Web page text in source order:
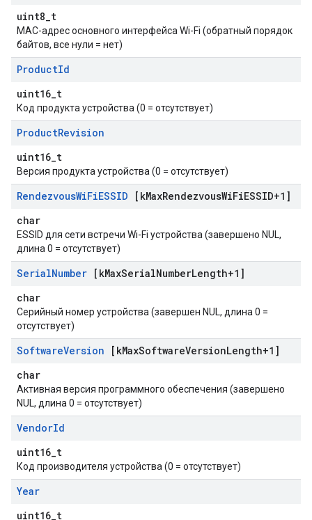
uint8_t
MAC-адрес основного интерфейса Wi-Fi (обратный порядок
байтов, все нули = нет)
ProductId
uint16_t
Код продукта устройства (0 = отсутствует)
ProductRevision
uint16_t
Версия продукта устройства (0 = отсутствует)
RendezvousWiFiESSID [kMaxRendezvousWiFiESSID+1]
char
ESSID для сети встречи Wi-Fi устройства (завершено NUL,
длина 0 = отсутствует)
SerialNumber [kMaxSerialNumberLength+1]
char
Серийный номер устройства (завершен NUL, длина 0 =
отсутствует)
SoftwareVersion [kMaxSoftwareVersionLength+1]
char
Активная версия программного обеспечения (завершено
NUL, длина 0 = отсутствует)
VendorId
uint16_t
Код производителя устройства (0 = отсутствует)
Year
uint16_t